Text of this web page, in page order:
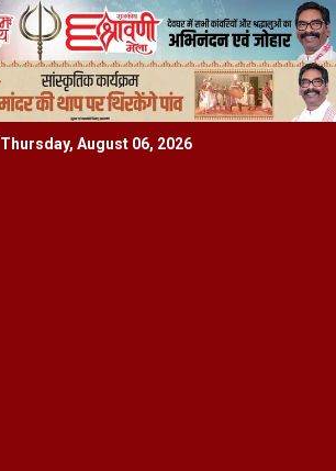
Thursday, August 06, 2026